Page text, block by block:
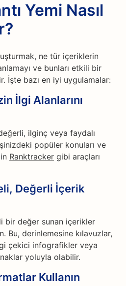
Yemi Nasıl
ne tür içeriklerin
ve bunları etkili bir
İşte bazı en iyi uygulamalar:
İlgi Alanlarını
ilginç veya faydalı
popüler konuları ve
Ranktracker gibi araçları
Değerli İçerik
bir değer sunan içerikler
Bu, derinlemesine kılavuzlar,
çekici infografikler veya
yoluyla olabilir.
Kullanın